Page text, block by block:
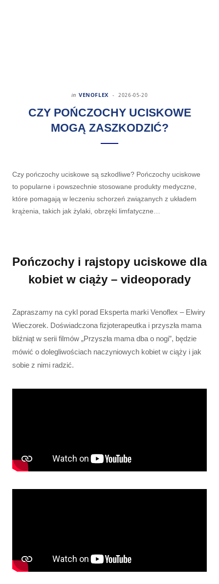
in VENOFLEX 2026-05-20
CZY POŃCZOCHY UCISKOWE
MOGĄ ZASZKODZIĆ?
Czy pończochy uciskowe są szkodliwe? Pończochy uciskowe
to popularne i powszechnie stosowane produkty medyczne,
które pomagają w leczeniu schorzeń związanych z układem
krążenia, takich jak żylaki, obrzęki limfatyczne…
Pończochy i rajstopy uciskowe dla
kobiet w ciąży – videoporady
Zapraszamy na cykl porad Eksperta marki Venoflex – Elwiry
Wieczorek. Doświadczona fizjoterapeutka i przyszła mama
bliźniąt w serii filmów „Przyszła mama dba o nogi”, będzie
mówić o dolegliwościach naczyniowych kobiet w ciąży i jak
sobie z nimi radzić.